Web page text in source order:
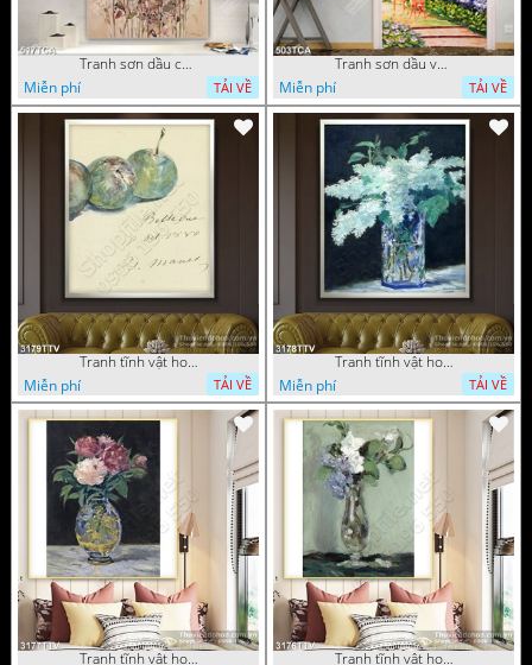
Tranh sơn dầu chú nai trong vườn hoa decor tường in uv
Miễn phí
TẢI VỀ
Tranh sơn dầu vườn hoa bên dòng sông decor tường
Miễn phí
TẢI VỀ
Tranh tĩnh vật hoa quả sơn dầu dán tường đẹp
Miễn phí
TẢI VỀ
Tranh tĩnh vật hoa quả sơn dầu trang trí tường đẹp
Miễn phí
TẢI VỀ
Tranh tĩnh vật hoa quả sơn dầu nghệ thuật
Tranh tĩnh vật hoa quả sơn dầu trang trí tường